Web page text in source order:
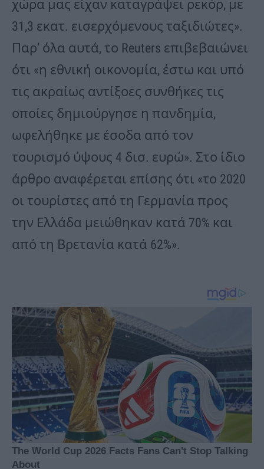
χώρα μας είχαν καταγράψει ρεκόρ, με
31,3 εκατ. εισερχόμενους ταξιδιώτες».
Παρ’ όλα αυτά, το Reuters επιβεβαιώνει
ότι «η εθνική οικονομία, έστω και υπό
τις ακραίως αντίξοες συνθήκες τις
οποίες δημιούργησε η πανδημία,
ωφελήθηκε με έσοδα από τον
τουρισμό ύψους 4 δισ. ευρώ». Στο ίδιο
άρθρο αναφέρεται επίσης ότι «το 2020
οι τουρίστες από τη Γερμανία προς
την Ελλάδα μειώθηκαν κατά 70% και
από τη Βρετανία κατά 62%».